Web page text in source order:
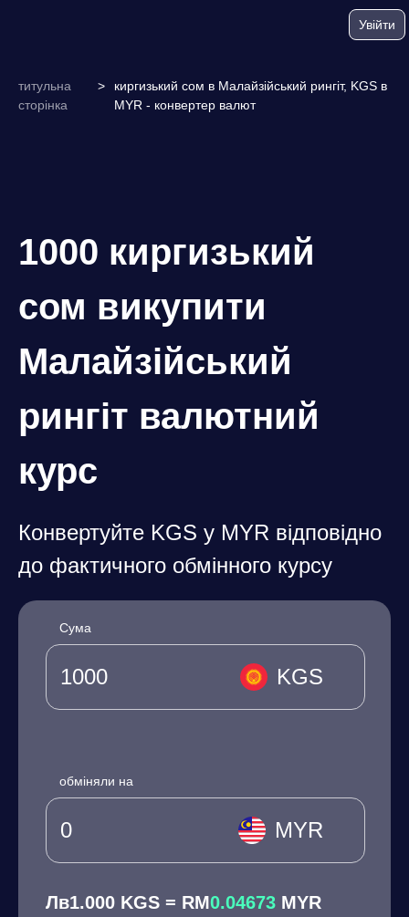
Увійти
титульна
сторінка
>
киргизький сом в Малайзійський рингіт, KGS в
MYR - конвертер валют
1000 киргизький
сом викупити
Малайзійський
рингіт валютний
курс
Конвертуйте KGS у MYR відповідно
до фактичного обмінного курсу
Сума
KGS
обміняли на
MYR
Лв1.000 KGS = RM0.04673 MYR